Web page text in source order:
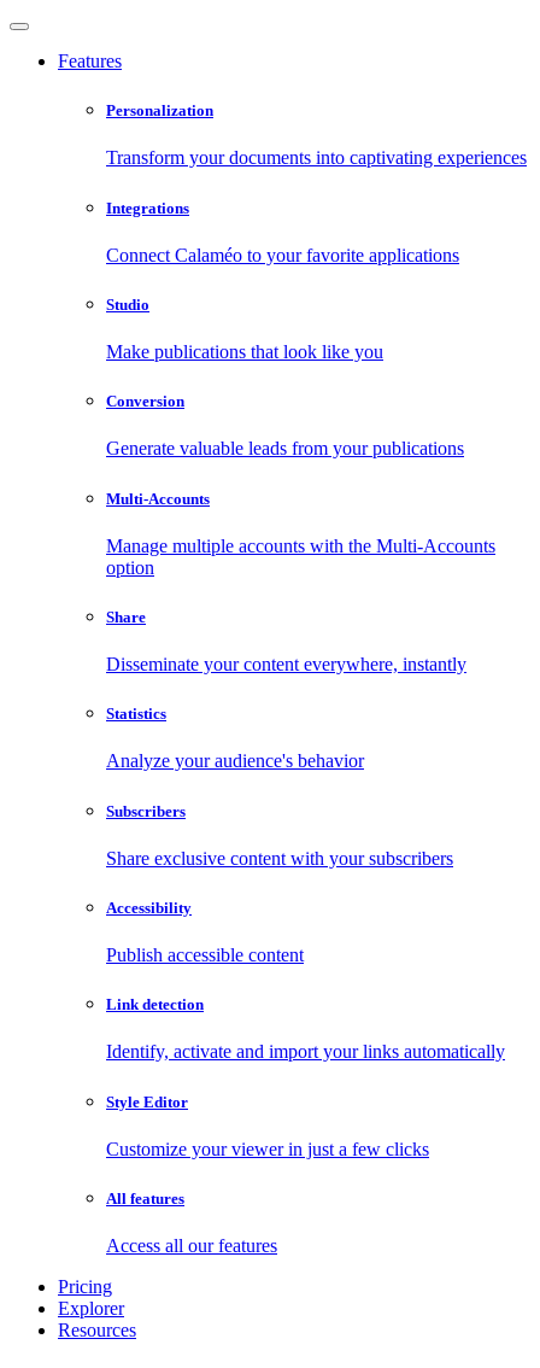
Features
Personalization
Transform your documents into captivating experiences
Integrations
Connect Calaméo to your favorite applications
Studio
Make publications that look like you
Conversion
Generate valuable leads from your publications
Multi-Accounts
Manage multiple accounts with the Multi-Accounts
option
Share
Disseminate your content everywhere, instantly
Statistics
Analyze your audience's behavior
Subscribers
Share exclusive content with your subscribers
Accessibility
Publish accessible content
Link detection
Identify, activate and import your links automatically
Style Editor
Customize your viewer in just a few clicks
All features
Access all our features
Pricing
Explorer
Resources